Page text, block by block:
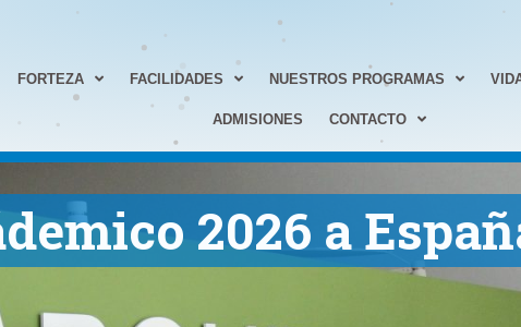
FORTEZA FACILIDADES NUESTROS PROGRAMAS
ADMISIONES CONTACTO
2026 a